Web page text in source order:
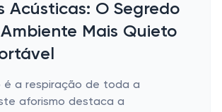
Acústicas: O Segredo
Mais Quieto
é a respiração de toda a
aforismo destaca a